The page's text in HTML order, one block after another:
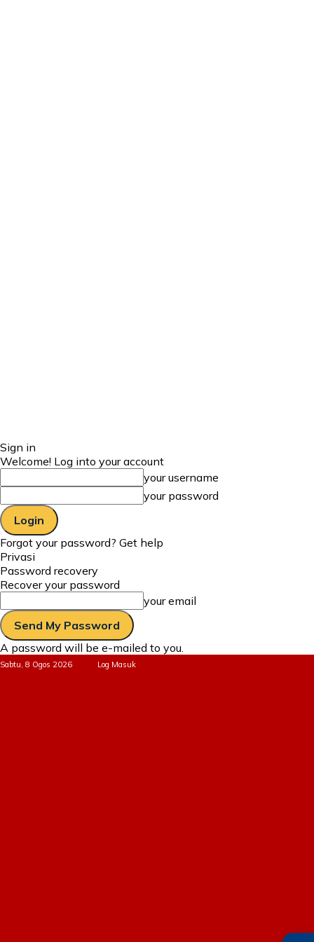
Sign in
Welcome! Log into your account
your username
your password
Forgot your password? Get help
Privasi
Password recovery
Recover your password
your email
A password will be e-mailed to you.
Sabtu, 8 Ogos 2026 Log Masuk